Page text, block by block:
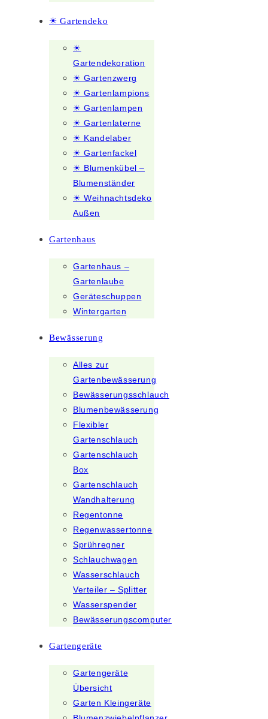
☀ Gartendeko
☀
Gartendekoration
☀ Gartenzwerg
☀ Gartenlampions
☀ Gartenlampen
☀ Gartenlaterne
☀ Kandelaber
☀ Gartenfackel
☀ Blumenkübel –
Blumenständer
☀ Weihnachtsdeko
Außen
Gartenhaus
Gartenhaus –
Gartenlaube
Geräteschuppen
Wintergarten
Bewässerung
Alles zur
Gartenbewässerung
Bewässerungsschlauch
Blumenbewässerung
Flexibler
Gartenschlauch
Gartenschlauch
Box
Gartenschlauch
Wandhalterung
Regentonne
Regenwassertonne
Sprühregner
Schlauchwagen
Wasserschlauch
Verteiler – Splitter
Wasserspender
Bewässerungscomputer
Gartengeräte
Gartengeräte
Übersicht
Garten Kleingeräte